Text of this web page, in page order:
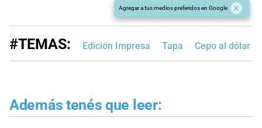
Agregar a tus medios preferidos en Google
#TEMAS: Edición Impresa Tapa Cepo al dólar
Además tenés que leer: